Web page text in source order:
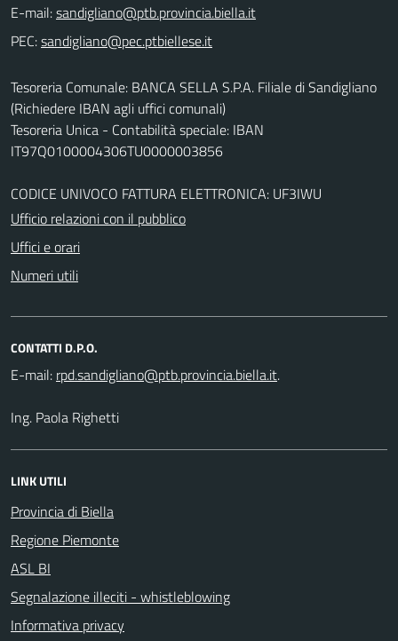
E-mail:
PEC:
Tesoreria Comunale: BANCA SELLA S.P.A. Filiale di Sandigliano
(Richiedere IBAN agli uffici comunali)
Tesoreria Unica - Contabilità speciale: IBAN
IT97Q0100004306TU0000003856
CODICE UNIVOCO FATTURA ELETTRONICA: UF3IWU
Ufficio relazioni con il pubblico
Uffici e orari
Numeri utili
CONTATTI D.P.O.
E-mail:
.
Ing. Paola Righetti
LINK UTILI
Provincia di Biella
Regione Piemonte
ASL BI
Segnalazione illeciti - whistleblowing
Informativa privacy